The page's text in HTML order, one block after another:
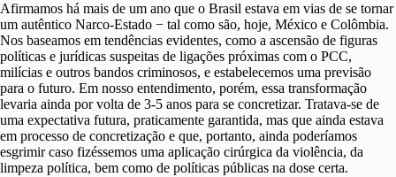
Afirmamos há mais de um ano que o Brasil estava em vias de se tornar
um autêntico Narco-Estado − tal como são, hoje, México e Colômbia.
Nos baseamos em tendências evidentes, como a ascensão de figuras
políticas e jurídicas suspeitas de ligações próximas com o PCC,
milícias e outros bandos criminosos, e estabelecemos uma previsão
para o futuro. Em nosso entendimento, porém, essa transformação
levaria ainda por volta de 3-5 anos para se concretizar. Tratava-se de
uma expectativa futura, praticamente garantida, mas que ainda estava
em processo de concretização e que, portanto, ainda poderíamos
esgrimir caso fizéssemos uma aplicação cirúrgica da violência, da
limpeza política, bem como de políticas públicas na dose certa.